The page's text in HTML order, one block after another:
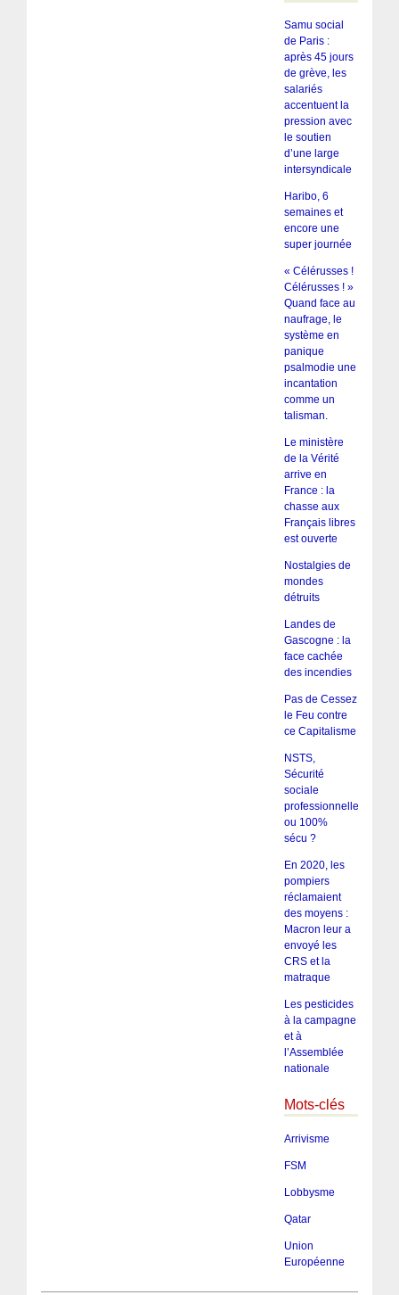
Samu social
de Paris :
après 45 jours
de grève, les
salariés
accentuent la
pression avec
le soutien
d’une large
intersyndicale
Haribo, 6
semaines et
encore une
super journée
« Célérusses !
Célérusses ! »
Quand face au
naufrage, le
système en
panique
psalmodie une
incantation
comme un
talisman.
Le ministère
de la Vérité
arrive en
France : la
chasse aux
Français libres
est ouverte
Nostalgies de
mondes
détruits
Landes de
Gascogne : la
face cachée
des incendies
Pas de Cessez
le Feu contre
ce Capitalisme
NSTS,
Sécurité
sociale
professionnelle
ou 100%
sécu ?
En 2020, les
pompiers
réclamaient
des moyens :
Macron leur a
envoyé les
CRS et la
matraque
Les pesticides
à la campagne
et à
l’Assemblée
nationale
Mots-clés
Arrivisme
FSM
Lobbysme
Qatar
Union
Européenne